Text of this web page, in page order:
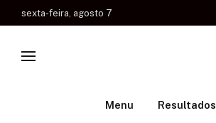
sexta-feira, agosto 7
Menu Resultados